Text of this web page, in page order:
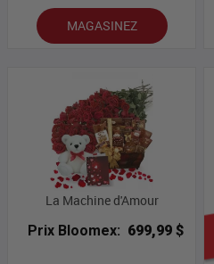
MAGASINEZ
La Machine d'Amour
Prix Bloomex: 699,99 $